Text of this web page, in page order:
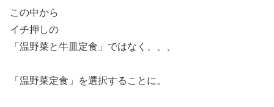
この中から
イチ押しの
「温野菜と牛皿定食」ではなく、、、
「温野菜定食」を選択することに。